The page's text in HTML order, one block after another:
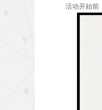
活动开始前